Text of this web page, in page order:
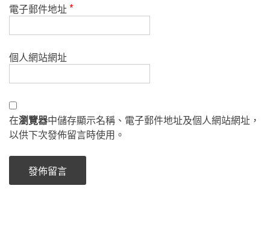
電子郵件地址*
個人網站網址
在瀏覽器中儲存顯示名稱、電子郵件地址及個人網站網址，
以供下次發佈留言時使用。